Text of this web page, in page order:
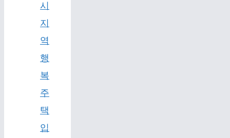
시
지
역
행
복
주
택
입